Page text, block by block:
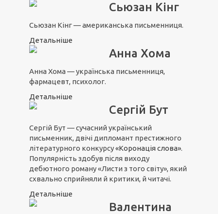
Сьюзан Кінг
Сьюзан Кінг — американська письменниця.
Детальніше
Анна Хома
Анна Хома — українська письменниця,
фармацевт, психолог.
Детальніше
Сергій Бут
Сергій Бут — сучасний український
письменник, двічі дипломант престижного
літературного конкурсу«Коронація слова».
Популярність здобув після виходу
дебютного роману «Листи з того світу», який
схвально сприйняли й критики, й читачі.
Детальніше
Валентина